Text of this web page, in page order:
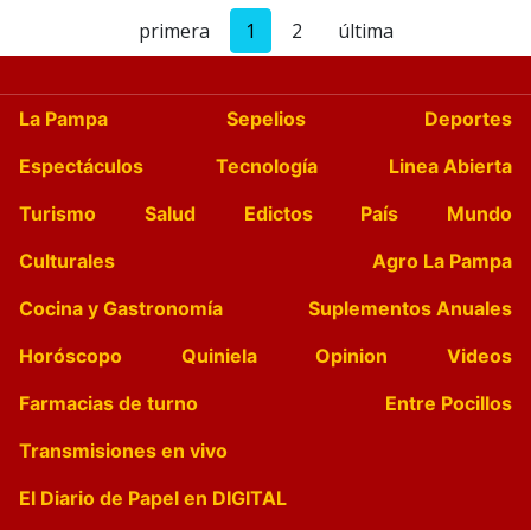
primera 1 2 última
La Pampa Sepelios
Deportes
Espectáculos
Tecnología
Linea Abierta
Turismo
Salud Edictos País
Mundo
Culturales
Agro La Pampa
Cocina y Gastronomía
Suplementos Anuales
Horóscopo
Quiniela Opinion
Videos
Farmacias de turno
Entre Pocillos
Transmisiones en vivo
El Diario de Papel en DIGITAL